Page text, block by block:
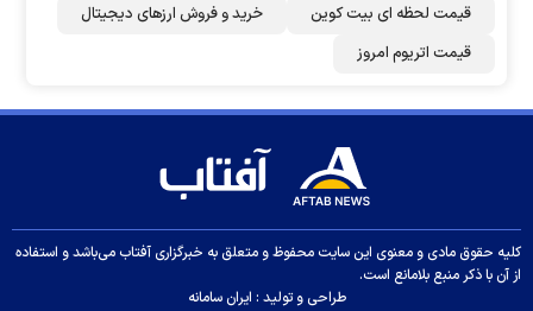
قیمت لحظه ای بیت کوین
خرید و فروش ارزهای دیجیتال
قیمت اتریوم امروز
کلیه حقوق مادی و معنوی این سایت محفوظ و متعلق به خبرگزاری آفتاب می‌باشد و استفاده
از آن با ذکر منبع بلامانع است.
طراحی و تولید : ایران سامانه